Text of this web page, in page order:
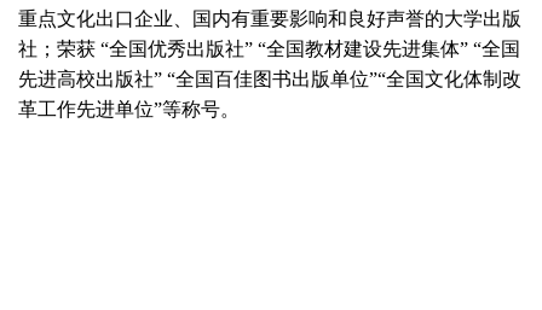
重点文化出口企业、国内有重要影响和良好声誉的大学出版
社；荣获 “全国优秀出版社” “全国教材建设先进集体” “全国
先进高校出版社” “全国百佳图书出版单位”“全国文化体制改
革工作先进单位”等称号。